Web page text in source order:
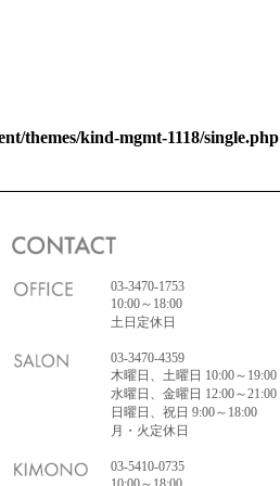
themes/kind-mgmt-1118/single.php
03-3470-1753
10:00～18:00
土日定休日
03-3470-4359
木曜日、土曜日 10:00～19:00
水曜日、金曜日 12:00～21:00
日曜日、祝日 9:00～18:00
月・火定休日
03-5410-0735